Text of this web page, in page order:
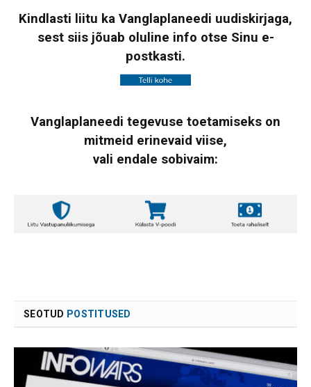
Kindlasti liitu ka Vanglaplaneedi uudiskirjaga,
sest siis jõuab oluline info otse Sinu e-
postkasti.
Vanglaplaneedi tegevuse toetamiseks on
mitmeid erinevaid viise,
vali endale sobivaim:
SEOTUD POSTITUSED